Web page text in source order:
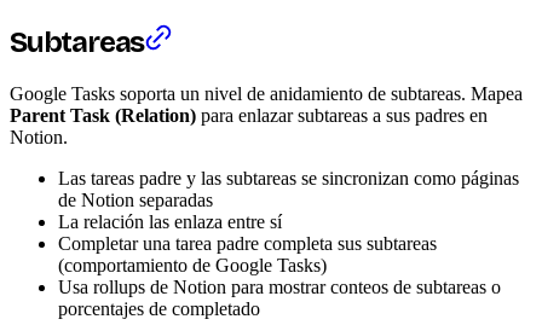
Subtareas
Google Tasks soporta un nivel de anidamiento de subtareas. Mapea
Parent Task (Relation) para enlazar subtareas a sus padres en
Notion.
Las tareas padre y las subtareas se sincronizan como páginas
de Notion separadas
La relación las enlaza entre sí
Completar una tarea padre completa sus subtareas
(comportamiento de Google Tasks)
Usa rollups de Notion para mostrar conteos de subtareas o
porcentajes de completado